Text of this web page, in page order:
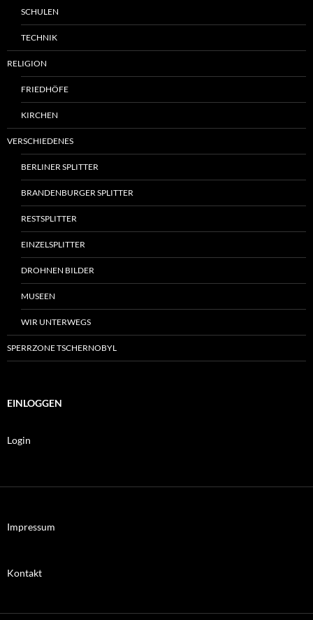
SCHULEN
TECHNIK
RELIGION
FRIEDHÖFE
KIRCHEN
VERSCHIEDENES
BERLINER SPLITTER
BRANDENBURGER SPLITTER
RESTSPLITTER
EINZELSPLITTER
DROHNEN BILDER
MUSEEN
WIR UNTERWEGS
SPERRZONE TSCHERNOBYL
EINLOGGEN
Login
Impressum
Kontakt